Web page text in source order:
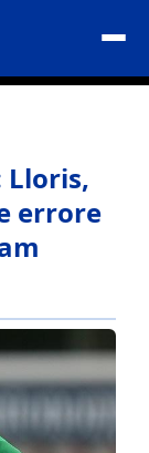
Lloris,
errore